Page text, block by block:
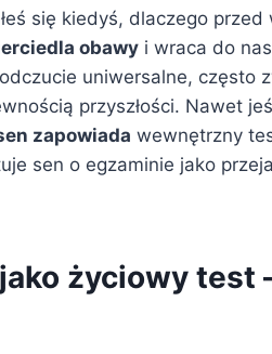
się kiedyś, dlaczego
obawy i wraca do
uniwersalne, często
przyszłości. Nawet
zapowiada wewnętrzny
sen o egzaminie jako
życiowy